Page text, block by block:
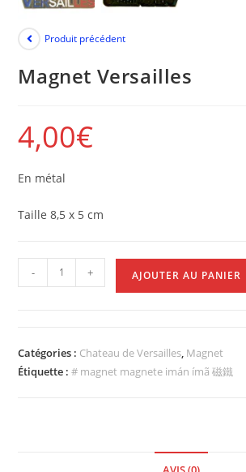
Produit précédent
Magnet Versailles
4,00€
En métal
Taille 8,5 x 5 cm
- + AJOUTER AU PANIER
Catégories : Chateau de Versailles, Magnet
Étiquette :# magnet magnete imán ímã 磁鐵